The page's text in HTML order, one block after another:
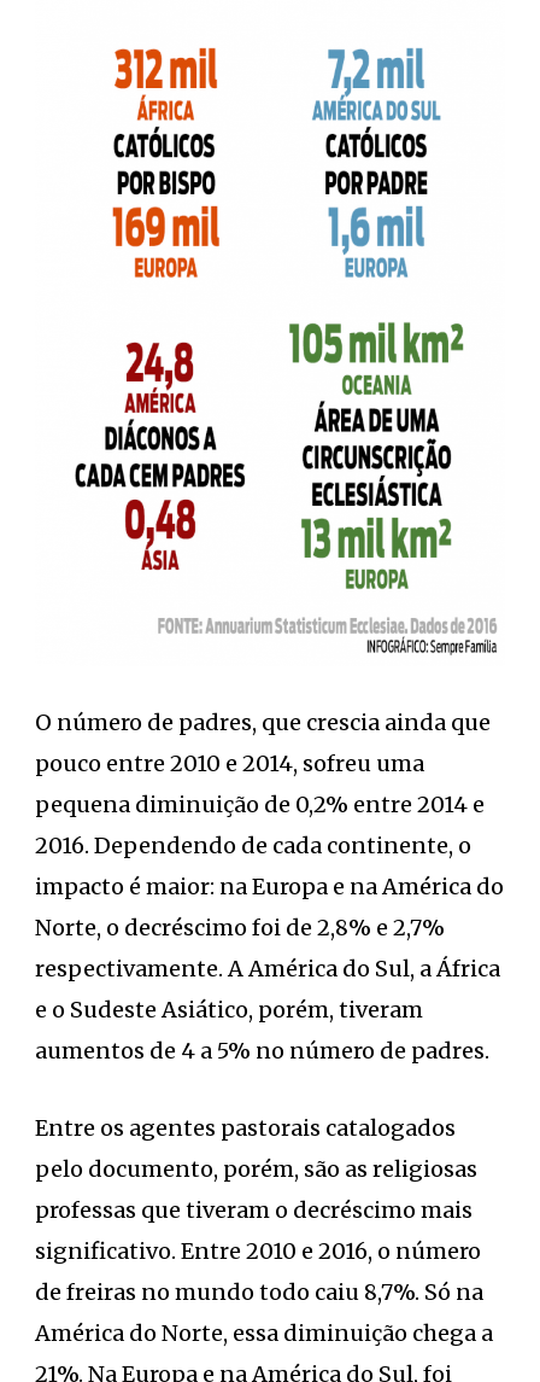
O número de padres, que crescia ainda que
pouco entre 2010 e 2014, sofreu uma
pequena diminuição de 0,2% entre 2014 e
2016. Dependendo de cada continente, o
impacto é maior: na Europa e na América do
Norte, o decréscimo foi de 2,8% e 2,7%
respectivamente. A América do Sul, a África
e o Sudeste Asiático, porém, tiveram
aumentos de 4 a 5% no número de padres.
Entre os agentes pastorais catalogados
pelo documento, porém, são as religiosas
professas que tiveram o decréscimo mais
significativo. Entre 2010 e 2016, o número
de freiras no mundo todo caiu 8,7%. Só na
América do Norte, essa diminuição chega a
21%. Na Europa e na América do Sul, foi